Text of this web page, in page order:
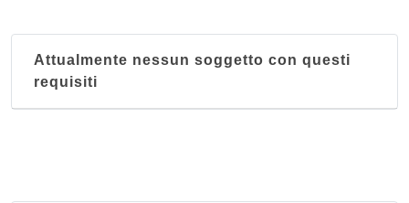
Attualmente nessun soggetto con questi
requisiti